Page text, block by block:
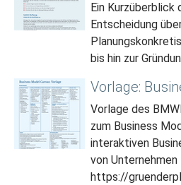
Ein Kurzüberblick
Entscheidung
bis hin zur
Vorlage:
Vorlage des
zum Business
interaktiven
von Unternehmen
https://